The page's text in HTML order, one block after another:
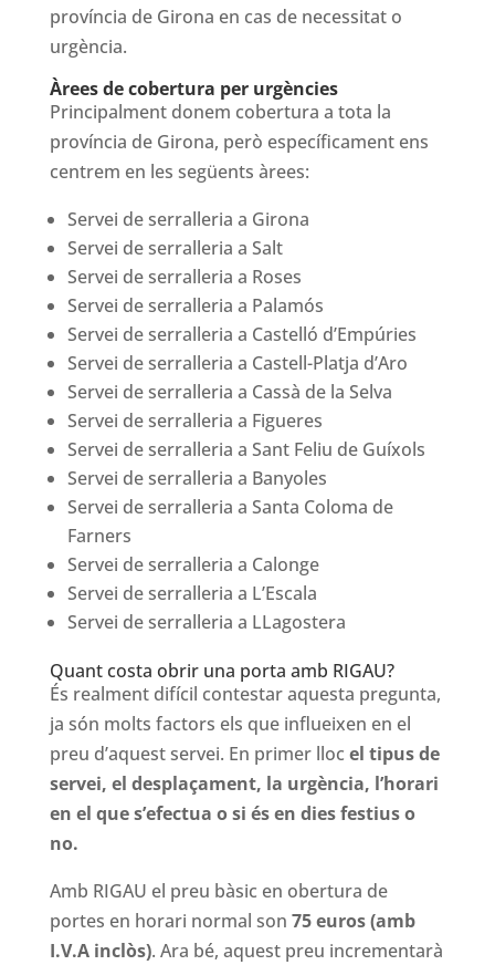
província de Girona en cas de necessitat o
urgència.
Àrees de cobertura per urgències
Principalment donem cobertura a tota la
província de Girona, però específicament ens
centrem en les següents àrees:
Servei de serralleria a Girona
Servei de serralleria a Salt
Servei de serralleria a Roses
Servei de serralleria a Palamós
Servei de serralleria a Castelló d’Empúries
Servei de serralleria a Castell-Platja d’Aro
Servei de serralleria a Cassà de la Selva
Servei de serralleria a Figueres
Servei de serralleria a Sant Feliu de Guíxols
Servei de serralleria a Banyoles
Servei de serralleria a Santa Coloma de
Farners
Servei de serralleria a Calonge
Servei de serralleria a L’Escala
Servei de serralleria a LLagostera
Quant costa obrir una porta amb RIGAU?
És realment difícil contestar aquesta pregunta,
ja són molts factors els que influeixen en el
preu d’aquest servei. En primer lloc el tipus de
servei, el desplaçament, la urgència, l’horari
en el que s’efectua o si és en dies festius o
no.
Amb RIGAU el preu bàsic en obertura de
portes en horari normal son 75 euros (amb
I.V.A inclòs). Ara bé, aquest preu incrementarà